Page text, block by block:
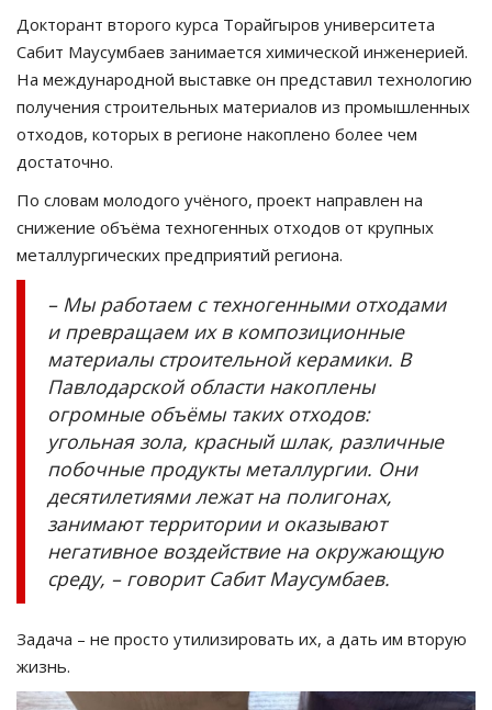
Докторант второго курса Торайгыров университета
Сабит Маусумбаев занимается химической инженерией.
На международной выставке он представил технологию
получения строительных материалов из промышленных
отходов, которых в регионе накоплено более чем
достаточно.
По словам молодого учёного, проект направлен на
снижение объёма техногенных отходов от крупных
металлургических предприятий региона.
– Мы работаем с техногенными отходами
и превращаем их в композиционные
материалы строительной керамики. В
Павлодарской области накоплены
огромные объёмы таких отходов:
угольная зола, красный шлак, различные
побочные продукты металлургии. Они
десятилетиями лежат на полигонах,
занимают территории и оказывают
негативное воздействие на окружающую
среду, – говорит Сабит Маусумбаев.
Задача – не просто утилизировать их, а дать им вторую
жизнь.